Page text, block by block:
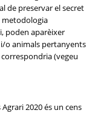
de preservar el secret
metodologia
poden aparèixer
o animals pertanyents
(vegeu
2020 és un cens